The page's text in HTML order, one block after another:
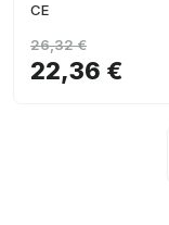
CE
22,36 €
26,32 €